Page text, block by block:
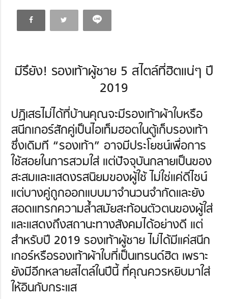
มีรึยัง! รองเท้าผู้ชาย 5 สไตล์ที่ฮิตแน่ๆ ปี
2019
ปฏิเสธไม่ได้ที่บ้านคุณจะมีรองเท้าผ้าใบหรือ
สนีกเกอร์สักคู่เป็นไอเท็มฮอตในตู้เก็บรองเท้า
ซึ่งเดิมที “รองเท้า” อาจมีประโยชน์เพื่อการ
ใช้สอยในการสวมใส่ แต่ปัจจุบันกลายเป็นของ
สะสมและแสดงรสนิยมของผู้ใช้ ไม่ใช่แค่ดีไซน์
แต่บางคู่ถูกออกแบบมาจำนวนจำกัดและยัง
สอดแทรกความล้ำสมัยสะท้อนตัวตนของผู้ใส่
และแสดงถึงสถานะทางสังคมได้อย่างดี แต่
สำหรับปี 2019 รองเท้าผู้ชาย ไม่ได้มีแค่สนีก
เกอร์หรือรองเท้าผ้าใบที่เป็นเทรนด์ฮิต เพราะ
ยังมีอีกหลายสไตล์ในปีนี้ ที่คุณควรหยิบมาใส่
ให้อินกับกระแส